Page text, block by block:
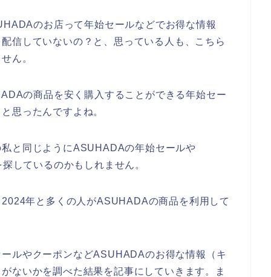
のお店って年始セールなどでお得な情報
信していないの？と、思っている人も、こちら
ん。
の商品を安く購入することができる年始セー
思ったんですよね。
と同じようにASUHADAの年始セールや
しているのかもしれません。
年と多くの人がASUHADAの商品を利用して
ルやクーポンなどASUHADAのお得な情報（キ
ないかを調べた結果を記事にしていきます。ま